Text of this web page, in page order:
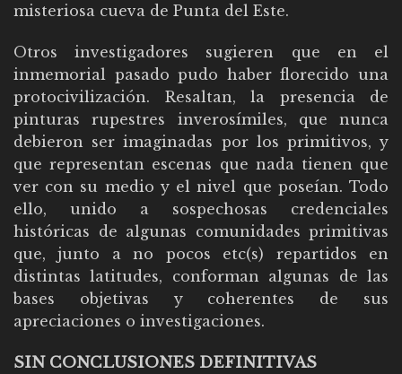
misteriosa cueva de Punta del Este.
Otros investigadores sugieren que en el
inmemorial pasado pudo haber florecido una
protocivilización. Resaltan, la presencia de
pinturas rupestres inverosímiles, que nunca
debieron ser imaginadas por los primitivos, y
que representan escenas que nada tienen que
ver con su medio y el nivel que poseían. Todo
ello, unido a sospechosas credenciales
históricas de algunas comunidades primitivas
que, junto a no pocos etc(s) repartidos en
distintas latitudes, conforman algunas de las
bases objetivas y coherentes de sus
apreciaciones o investigaciones.
SIN CONCLUSIONES DEFINITIVAS